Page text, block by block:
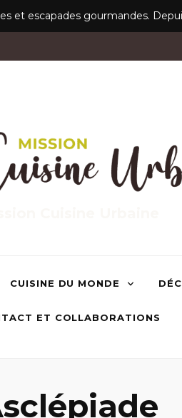
et escapades gourmandes.
CUISINE DU MONDE
ET COLLABORATIONS